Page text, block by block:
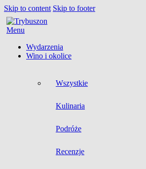
Skip to content Skip to footer
Menu
Wydarzenia
Wino i okolice
Wszystkie
Kulinaria
Podróże
Recenzje